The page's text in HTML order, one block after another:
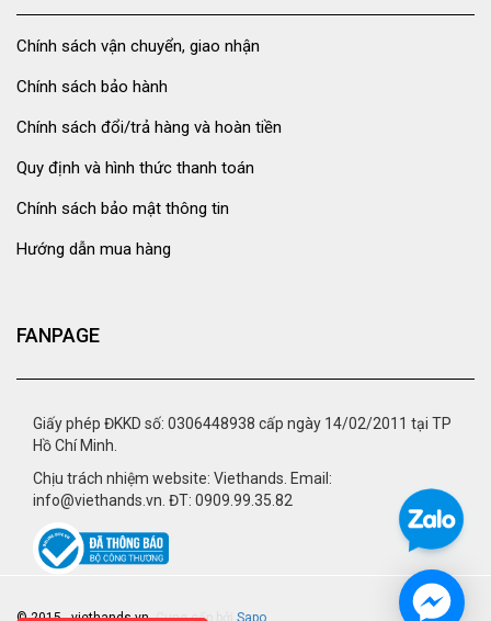
Chính sách vận chuyển, giao nhận
Chính sách bảo hành
Chính sách đổi/trả hàng và hoàn tiền
Quy định và hình thức thanh toán
Chính sách bảo mật thông tin
Hướng dẫn mua hàng
FANPAGE
Giấy phép ĐKKD số: 0306448938 cấp ngày 14/02/2011 tại TP
Hồ Chí Minh.
Chịu trách nhiệm website: Viethands. Email:
info@viethands.vn. ĐT: 0909.99.35.82
© 2015 - viethands.vn.Cung cấp bởi Sapo